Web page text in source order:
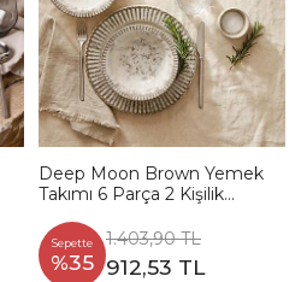
Deep Moon Brown Yemek
Takımı 6 Parça 2 Kişilik
Sepette
%35
1.403,90 TL
912,53 TL